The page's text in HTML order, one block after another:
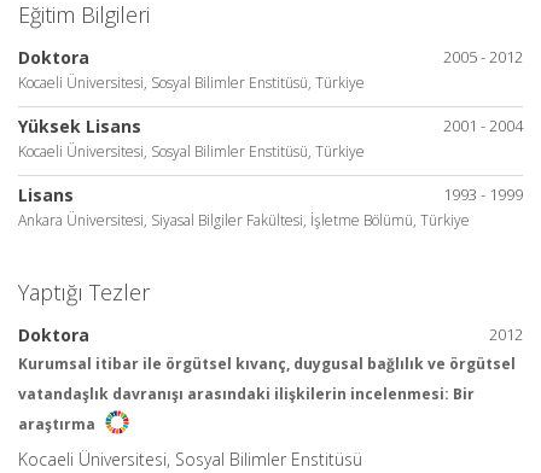
Eğitim Bilgileri
2005 - 2012
Doktora
Kocaeli Üniversitesi, Sosyal Bilimler Enstitüsü, Türkiye
2001 - 2004
Yüksek Lisans
Kocaeli Üniversitesi, Sosyal Bilimler Enstitüsü, Türkiye
1993 - 1999
Lisans
Ankara Üniversitesi, Siyasal Bilgiler Fakültesi, İşletme Bölümü, Türkiye
Yaptığı Tezler
2012
Doktora
Kurumsal itibar ile örgütsel kıvanç, duygusal bağlılık ve örgütsel
vatandaşlık davranışı arasındaki ilişkilerin incelenmesi: Bir
araştırma
Kocaeli Üniversitesi, Sosyal Bilimler Enstitüsü